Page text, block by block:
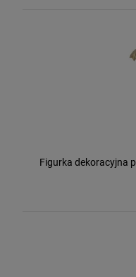
Figurka dekoracyjna